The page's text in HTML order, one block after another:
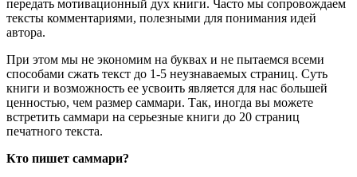
передать мотивационный дух книги. Часто мы сопровождаем
тексты комментариями, полезными для понимания идей
автора.
При этом мы не экономим на буквах и не пытаемся всеми
способами сжать текст до 1-5 неузнаваемых страниц. Суть
книги и возможность ее усвоить является для нас большей
ценностью, чем размер саммари. Так, иногда вы можете
встретить саммари на серьезные книги до 20 страниц
печатного текста.
Кто пишет саммари?